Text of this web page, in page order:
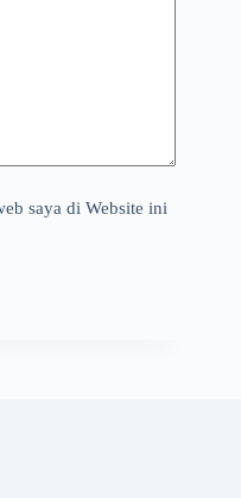
saya di Website ini